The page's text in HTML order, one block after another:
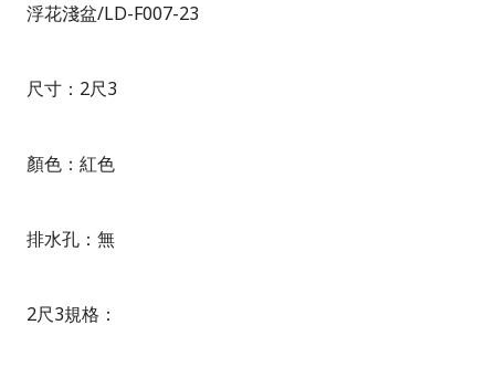
浮花淺盆/LD-F007-23
尺寸：2尺3
顏色：紅色
排水孔：無
2尺3規格：